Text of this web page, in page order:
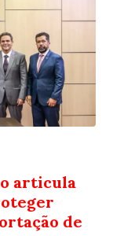
articula
de